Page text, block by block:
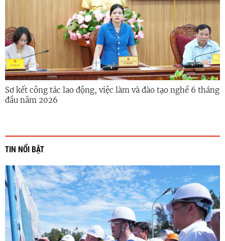
Sơ kết công tác lao động, việc làm và đào tạo nghề 6 tháng
đầu năm 2026
TIN NỔI BẬT